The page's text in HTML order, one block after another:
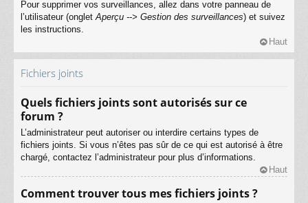
Pour supprimer vos surveillances, allez dans votre panneau de
l’utilisateur (ongletAperçu --> Gestion des surveillances) et suivez
les instructions.
Haut
Fichiers joints
Quels fichiers joints sont autorisés sur ce
forum ?
L’administrateur peut autoriser ou interdire certains types de
fichiers joints. Si vous n’êtes pas sûr de ce qui est autorisé à être
chargé, contactez l’administrateur pour plus d’informations.
Haut
Comment trouver tous mes fichiers joints ?